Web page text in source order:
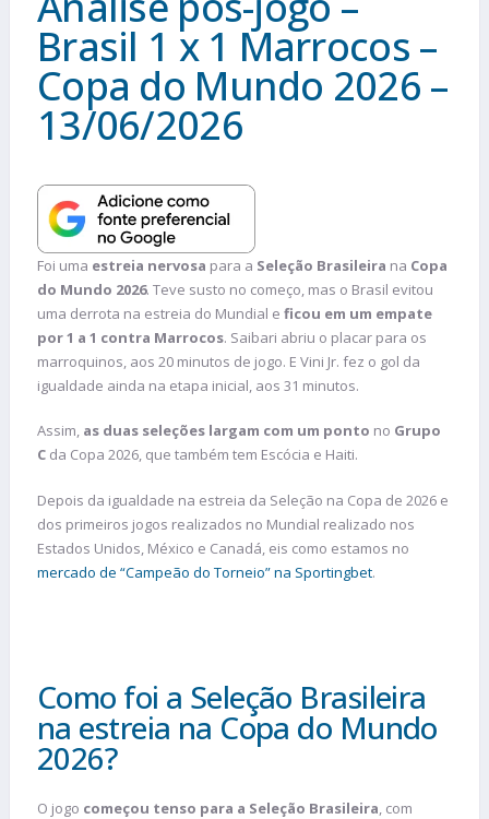
Brasil 1 x 1 Marrocos –
Copa do Mundo 2026 –
13/06/2026
Foi uma estreia nervosa para a Seleção Brasileira na Copa
do Mundo 2026. Teve susto no começo, mas o Brasil evitou
uma derrota na estreia do Mundial e ficou em um empate
por 1 a 1 contra Marrocos. Saibari abriu o placar para os
marroquinos, aos 20 minutos de jogo. E Vini Jr. fez o gol da
igualdade ainda na etapa inicial, aos 31 minutos.
Assim, as duas seleções largam com um ponto no Grupo
C da Copa 2026, que também tem Escócia e Haiti.
Depois da igualdade na estreia da Seleção na Copa de 2026 e
dos primeiros jogos realizados no Mundial realizado nos
Estados Unidos, México e Canadá, eis como estamos no
mercado de “Campeão do Torneio” na Sportingbet.
Como foi a Seleção Brasileira
na estreia na Copa do Mundo
2026?
O jogo começou tenso para a Seleção Brasileira, com